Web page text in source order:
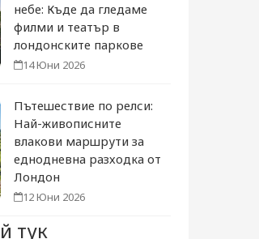
небе: Къде да гледаме
филми и театър в
лондонските паркове
14 Юни 2026
Пътешествие по релси:
Най-живописните
влакови маршрути за
еднодневна разходка от
Лондон
12 Юни 2026
тук